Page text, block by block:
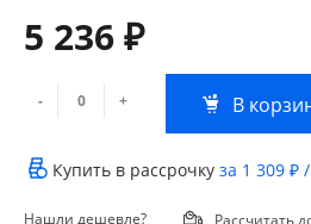
5 236 ₽
- + В
Купить в рассрочку за 1 309 ₽
Нашли дешевле? Рассчитать